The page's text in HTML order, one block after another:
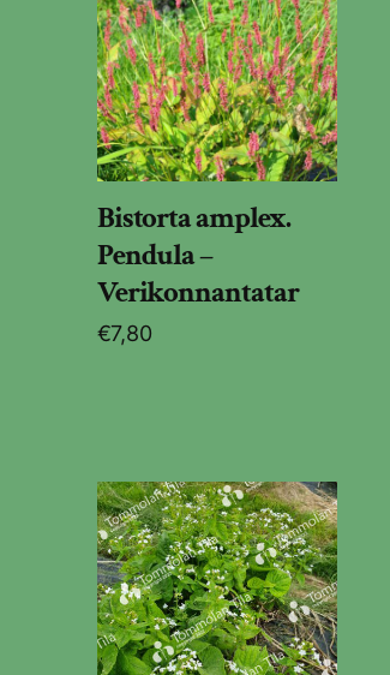
Bistorta amplex.
Pendula –
Verikonnantatar
€7,80